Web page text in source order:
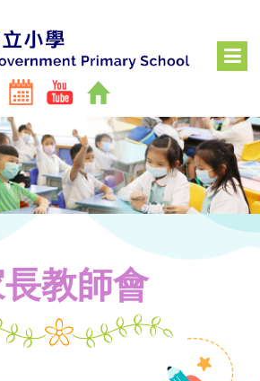
教師會